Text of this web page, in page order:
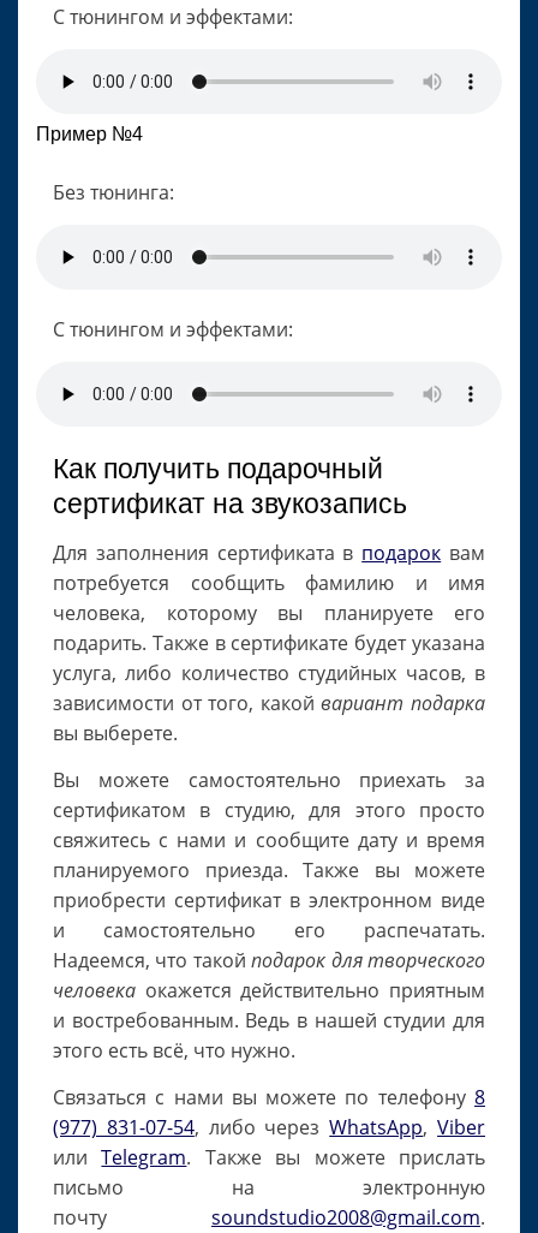
С тюнингом и эффектами:
Пример №4
Без тюнинга:
С тюнингом и эффектами:
Как получить подарочный
сертификат на звукозапись
Для заполнения сертификата в подарок вам
потребуется сообщить фамилию и имя
человека, которому вы планируете его
подарить. Также в сертификате будет указана
услуга, либо количество студийных часов, в
зависимости от того, какойвариант подарка
вы выберете.
Вы можете самостоятельно приехать за
сертификатом в студию, для этого просто
свяжитесь с нами и сообщите дату и время
планируемого приезда. Также вы можете
приобрести сертификат в электронном виде
и самостоятельно его распечатать.
Надеемся, что такойподарок для творческого
человека окажется действительно приятным
и востребованным. Ведь в нашей студии для
этого есть всё, что нужно.
Связаться с нами вы можете по телефону 8
(977) 831-07-54, либо черезWhatsApp,Viber
илиTelegram. Также вы можете прислать
письмо на электронную
почту soundstudio2008@gmail.com.